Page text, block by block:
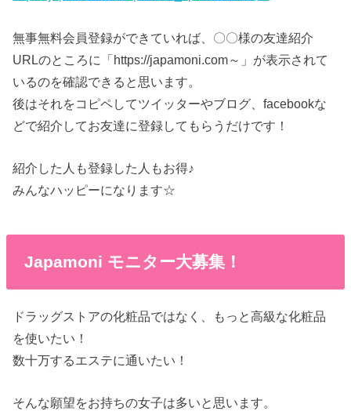
無事無料会員登録ができていれば、〇〇様の友達紹介
URLのところに「https://japamoni.com～」が表示されて
いるのを確認できると思います。
後はそれをコピペしてツイッターやブログ、facebookな
どで紹介してお友達に登録してもらうだけです！
紹介した人も登録した人もお得♪
みんなハッピーになります☆
Japamoni モニター大募集！
ドラッグストアの化粧品ではなく、もっと高級な化粧品
を使いたい！
数十万するエステに通いたい！
そんな願望をお持ちの女子は多いと思います。